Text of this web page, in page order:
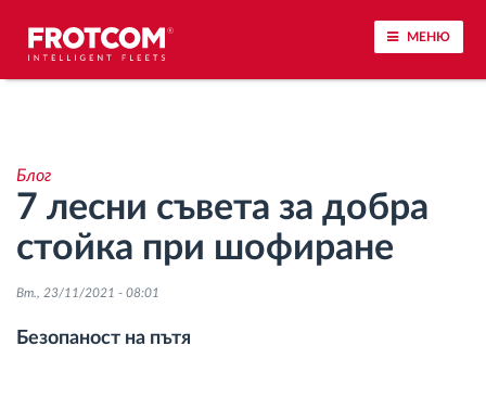
МЕНЮ
Анализ на стила на шофиране
Наблюдение на времената за шофиране
Управление на работната сила
Блог
7 лесни съвета за добра
стойка при шофиране
Вт., 23/11/2021 - 08:01
Безопаност на пътя